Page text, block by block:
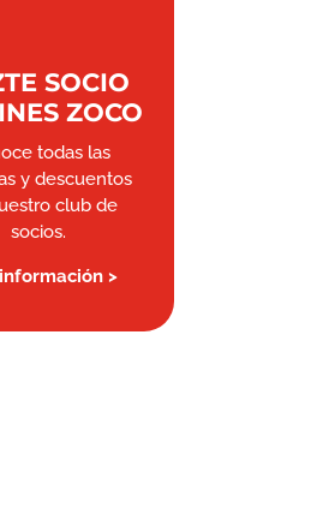
SOCIO
ZOCO
todas las
y descuentos
club de
socios.
>